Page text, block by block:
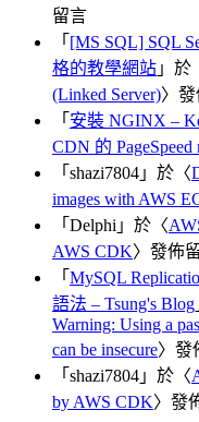
留言
「 [MS SQL] SQL
格的教學網站 」於
(Linked Server)〉
「 安裝 NGINX –
CDN 的 PageSpeed
「 shazi7804 」於〈
images with AWS
「 Delphi 」於〈
AWS CDK〉發佈
「 MySQL
語法 – Tsung's Blog
Warning: Using a
can be insecure〉發
「 shazi7804 」於〈
by AWS CDK〉發